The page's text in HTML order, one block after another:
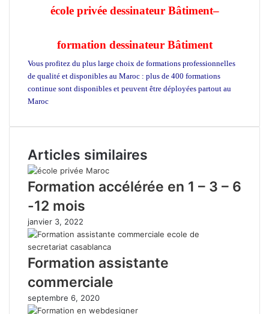
école privée dessinateur Bâtiment–
formation dessinateur Bâtiment
Vous profitez du plus large choix de formations professionnelles
de qualité et disponibles au Maroc : plus de 400 formations
continue sont disponibles et peuvent être déployées partout au
Maroc
Articles similaires
Formation accélérée en 1 – 3 – 6
-12 mois
janvier 3, 2022
Formation assistante
commerciale
septembre 6, 2020